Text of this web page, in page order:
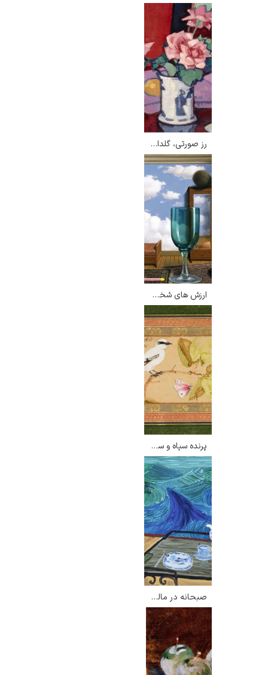
رز صورتی، گلدان چینی – ساموئل جان پپلو
ارزش های شخصی – رنه ماگریت
پرنده سیاه و سفید روی درختچه – شفیع عباسی
صبحانه در مالیبو – دیوید هاکنی